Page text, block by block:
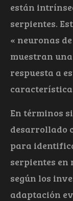
están
serpientes.
« neuronas
muestran
respuesta a
En términos
desarrollado
para
serpientes en
según los
adaptación